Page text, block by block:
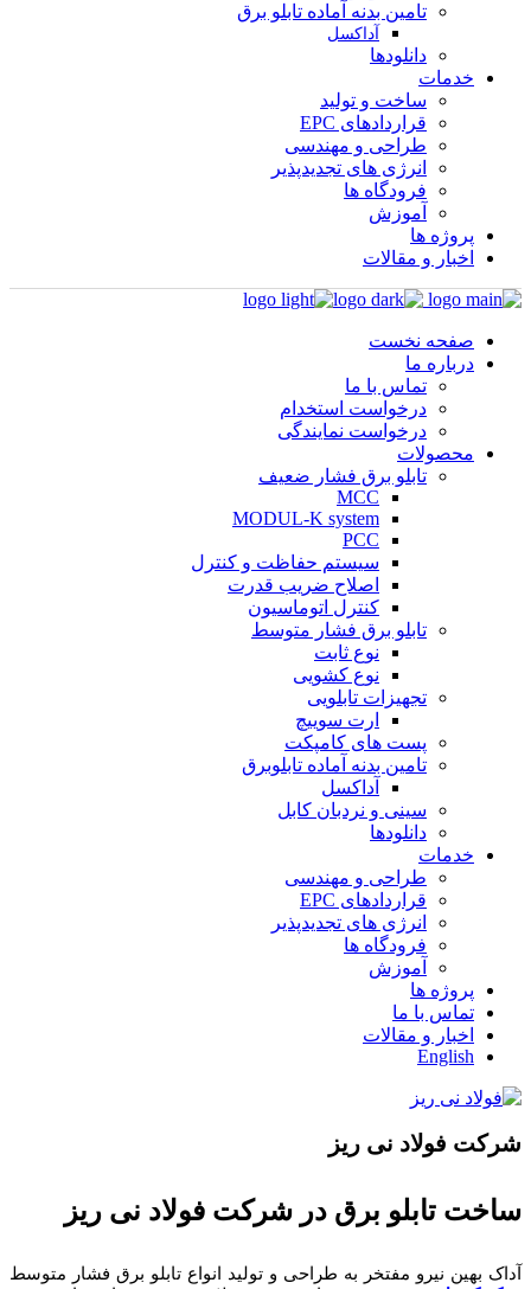
تامین بدنه آماده تابلو برق
آداکسل
دانلودها
خدمات
ساخت و تولید
قراردادهای EPC
طراحی و مهندسی
انرژی های تجدیدپذیر
فرودگاه ها
آموزش
پروژه ها
اخبار و مقالات
صفحه نخست
درباره ما
تماس با ما
درخواست استخدام
درخواست نمایندگی
محصولات
تابلو برق فشار ضعیف
MCC
MODUL-K system
PCC
سیستم حفاظت و کنترل
اصلاح ضریب قدرت
کنترل اتوماسیون
تابلو برق فشار متوسط
نوع ثابت
نوع کشویی
تجهیزات تابلویی
ارت سوییچ
پست های کامپکت
تامین بدنه آماده تابلوبرق
آداکسل
سینی و نردبان کابل
دانلودها
خدمات
طراحی و مهندسی
قراردادهای EPC
انرژی های تجدیدپذیر
فرودگاه ها
آموزش
پروژه ها
تماس با ما
اخبار و مقالات
English
شرکت فولاد نی ریز
ساخت تابلو برق در شرکت فولاد نی ریز
آداک بهین نیرو مفتخر به طراحی و تولید انواع تابلو برق فشار متوسط